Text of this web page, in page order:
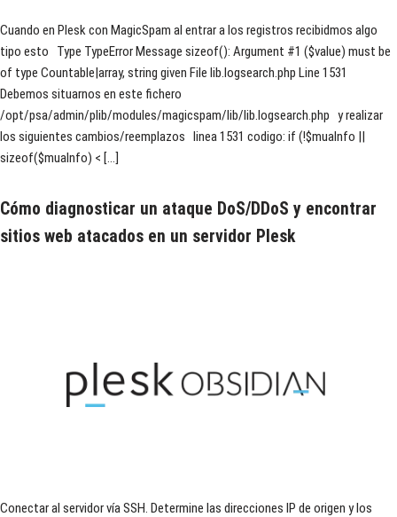
Cuando en Plesk con MagicSpam al entrar a los registros recibidmos algo
tipo esto Type TypeError Message sizeof(): Argument #1 ($value) must be
of type Countable|array, string given File lib.logsearch.php Line 1531
Debemos situarnos en este fichero
/opt/psa/admin/plib/modules/magicspam/lib/lib.logsearch.php y realizar
los siguientes cambios/reemplazos linea 1531 codigo: if (!$muaInfo ||
sizeof($muaInfo) < […]
Cómo diagnosticar un ataque DoS/DDoS y encontrar
sitios web atacados en un servidor Plesk
Conectar al servidor vía SSH. Determine las direcciones IP de origen y los